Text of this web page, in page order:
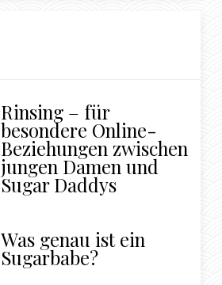
Rinsing – für
besondere Online-
Beziehungen zwischen
jungen Damen und
Sugar Daddys
Was genau ist ein
Sugarbabe?